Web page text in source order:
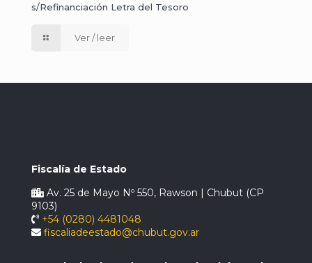
s/Refinanciación Letra del Tesoro
Ver / leer
Fiscalía de Estado
Av. 25 de Mayo Nº 550, Rawson | Chubut (CP
9103)
+54 (0280) 4481048
fiscaliadeestado@chubut.gov.ar